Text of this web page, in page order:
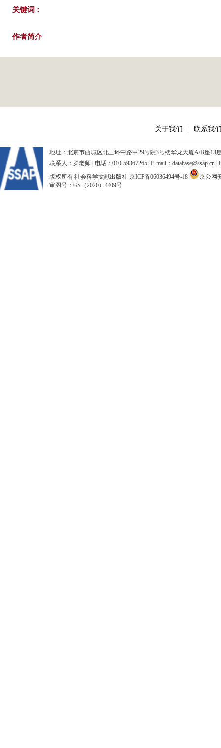
关键词：
作者简介
关于我们 联系我们
地址：北京市西城区北三环中路甲29号院3号楼华龙大厦A/B座13
联系人：罗老师 | 电话：010-59367265 | E-mail：database@ssap.cn
版权所有 社会科学文献出版社 京ICP备06036494号-18
京公网
审图号：GS（2020）4409号